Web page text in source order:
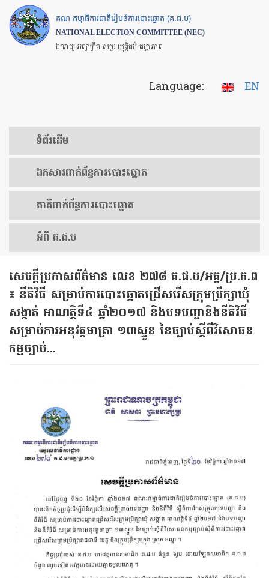
Skip
to
main
គណៈកម្មាធិការជាតិរៀបចំការបោះឆ្នោត (គ.ជ.ប)
NATIONAL ELECTION COMMITTEE (NEC)
ឯករាជ្យ អព្យាក្រឹត សច្ចៈ យុត្តិធម៌ តម្លាភាព
Language: EN
ទំព័រ​ដើម
ឯកសារ​ពាក់ព័ន្ធ​ការ​បោះឆ្នោត
​ភាគីពាក់ព័ន្ធ​​ការ​បោះឆ្នោត
អំពី គ.ជ.ប
សេចក្ដី​ប្រកាសព័ត៌មាន​ លេខ​ ២៧៨ គ.ជ.ប/អគ្គ/ប្រ.ក.ព​
៖ នីតិវិធី​ សម្រាប់​ការ​បោះ​ឆ្នោត​ជ្រើសរើស​ក្រុមប្រឹក្សា​ឃុំ
សង្កាត់​ អាណត្តិទី​៤ ឆ្នាំ​២០១៧ និង​បទបញ្ជា​និង​នីតិវិធី​
សម្រាប់​ការ​អនុវត្តមាត្រា​ ១៣ស្ទួន​ នៃ​ច្បាប់ស្ដីពីវិសោធន
កម្មច្បាប់...